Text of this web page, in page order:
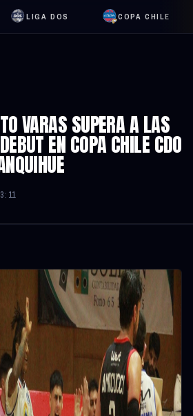
LIGA DOS COPA CHILE
VARAS SUPERA A LAS
EN COPA CHILE CDO